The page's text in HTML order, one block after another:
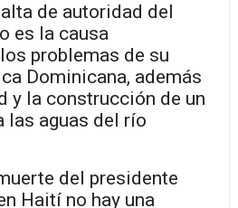
de autoridad del
es la causa
problemas de su
Dominicana, además
y la construcción de un
las aguas del río
del presidente
Haití no hay una